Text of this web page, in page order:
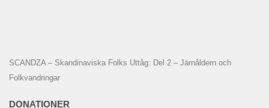
SCANDZA – Skandinaviska Folks Uttåg: Del 2 – Järnåldern och
Folkvandringar
DONATIONER